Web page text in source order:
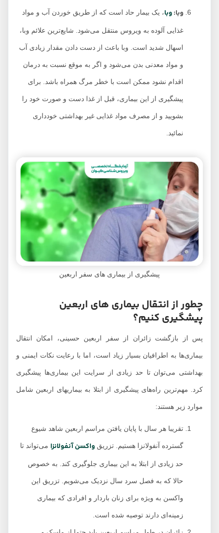
وبا:وبا، یک بیمار حاد است که از طریق خوردن آب و مواد
غذایی آلوده به ویروس منتقل می‌شود. شایع‌ترین علائم وبا،
اسهال شدید است. وبا باعث از دست دادن مقدار زیادی آب
و مواد معدنی بدن می‌شود و اگر به موقع نسبت به درمان
اقدام نشود ممکن است با خطر مرگ همراه باشد. برای
پیشگیری از این بیماری، قبل از غذا دست و صورت خود را
بشویید و از مصرف مواد غذایی غیر بهداشتی خودداری
نمائید.
پیشگیری از بیماری های سفر اربعین
چطور از انتقال بیماری های اربعین
پیشگیری کنیم؟
پس از بازگشت زائران از سفر اربعین حسینی، امکان انتقال
بیماری‌ها به اطرافیان بسیار زیاد است، اما با رعایت نکات ایمنی و
بهداشتی می‌توان تا حد زیادی از سرایت این بیماری‌ها پیشگیری
کرد. مهم‌ترین راه‌های پیشگیری از ابتلا به بیماریهای اربعین شامل
موارد زیر هستند:
تقریبا هر سال با پایان یافتن مراسم اربعین شاهد شیوع
گسترده آنفولانزا هستیم. تزریقواکسن آنفولانزامی‌تواند تا
حد زیادی از ابتلا به این بیماری جلوگیری کند. به خصوص
حالا که به فصل سرد سال نزدیک می‌شویم. تزریق این
واکسن به ویژه برای زنان باردار و افرادی که بیماری
زمینه‌ای دارند توصیه شده است.